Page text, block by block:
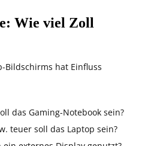
Wie viel Zoll
Bildschirms hat Einfluss
das Gaming-Notebook sein?
teuer soll das Laptop sein?